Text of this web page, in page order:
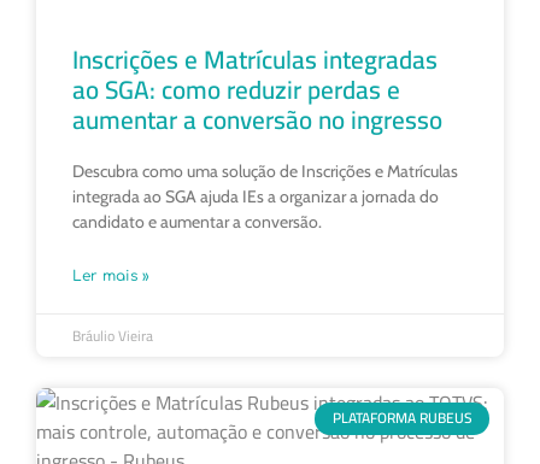
Inscrições e Matrículas integradas
ao SGA: como reduzir perdas e
aumentar a conversão no ingresso
Descubra como uma solução de Inscrições e Matrículas
integrada ao SGA ajuda IEs a organizar a jornada do
candidato e aumentar a conversão.
Ler mais »
Bráulio Vieira
PLATAFORMA RUBEUS